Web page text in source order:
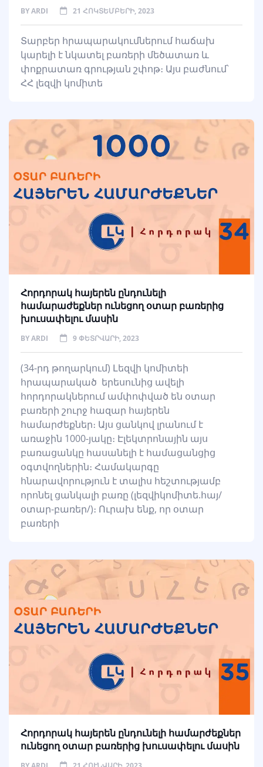
BYARDI 21 ՀՈԿՏԵՄԲԵՐԻ, 2023
Տարբեր հրապարակումներում հաճախ
կարելի է նկատել բառերի մեծատառ և
փոքրատառ գրության շփոթ։ Այս բաժնում՝
ՀՀ լեզվի կոմիտե
Հորդորակ հայերեն ընդունելի
համարաժեքներ ունեցող օտար բառերից
խուսափելու մասին
BYARDI 9 ՓԵՏՐՎԱՐԻ, 2023
(34-րդ թողարկում) Լեզվի կոմիտեի
հրապարակած երեսունից ավելի
հորդորակներում ամփոփված են օտար
բառերի շուրջ հազար հայերեն
համարժեքներ։ Այս ցանկով լրանում է
առաջին 1000-յակը։ Էլեկտրոնային այս
բառացանկը հասանելի է համացանցից
օգտվողներին։ Համակարգը
հնարավորություն է տալիս հեշտությամբ
որոնել ցանկալի բառը (լեզվիկոմիտե.հայ/
օտար-բառեր/)։ Ուրախ ենք, որ օտար
բառերի
Հորդորակ հայերեն ընդունելի համարժեքներ
ունեցող օտար բառերից խուսափելու մասին